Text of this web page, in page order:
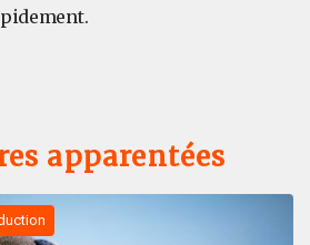
apparentées